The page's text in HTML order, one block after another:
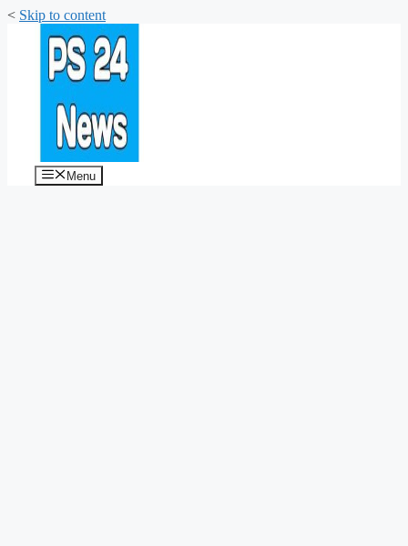
< Skip to content
Menu